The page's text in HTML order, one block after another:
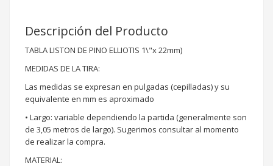
Descripción del Producto
TABLA LISTON DE PINO ELLIOTIS 1\"x 22mm)
MEDIDAS DE LA TIRA:
Las medidas se expresan en pulgadas (cepilladas) y su
equivalente en mm es aproximado
• Largo: variable dependiendo la partida (generalmente son
de 3,05 metros de largo). Sugerimos consultar al momento
de realizar la compra.
MATERIAL: